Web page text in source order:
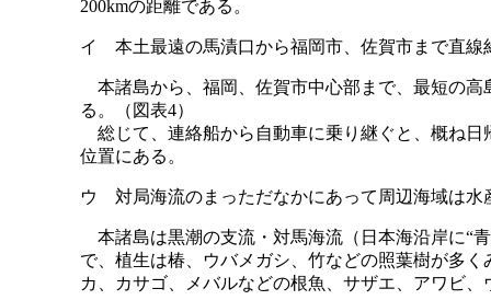
200kmの距離である。
イ 本土最遠の馬漬口から福岡市、佐賀市まで直線
本諸島から、福岡、佐賀市中心部まで、最短の高
る。（図表4）
総じて、連絡船から自動車に乗り継ぐと、概ね日
位置にある。
ウ 対局海流のまっただなかにあって周辺海域は水
本諸島は黒潮の支流・対馬海流（日本海沿岸に“
で、植生は椿、ウバメガシ、竹などの照葉樹が多
カ、カサゴ、メバルなどの根魚、サザエ、アワビ